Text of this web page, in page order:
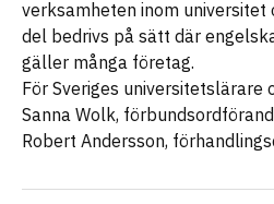
verksamheten inom
del bedrivs på sätt där
gäller många företag.
För Sveriges universitetslärare
Sanna Wolk,
Robert Andersson,